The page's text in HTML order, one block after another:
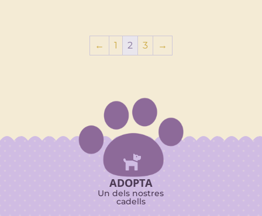
← 1 2 3 →

ADOPTA
Un dels nostres
cadells